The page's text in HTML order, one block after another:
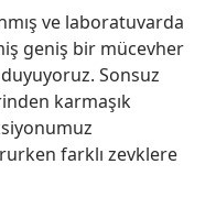
ve laboratuvarda
geniş bir mücevher
Sonsuz
karmaşık
farklı zevklere